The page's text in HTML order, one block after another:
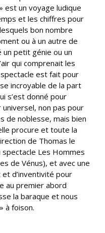
est un voyage ludique
et les chiffres pour
bon nombre
ou à un autre de
un petit génie ou un
qui comprenait les
est fait pour
incroyable de la part
s’est donné pour
non pas pour
de noblesse, mais bien
procure et toute la
de Thomas le
Les Hommes
de Vénus), et avec une
et d’inventivité pour
au premier abord
la baraque et nous
à foison.